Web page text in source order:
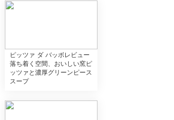
ピッツァ ダ バッボレビュー
落ち着く空間、おいしい窯ピ
ッツァと濃厚グリーンピース
スープ